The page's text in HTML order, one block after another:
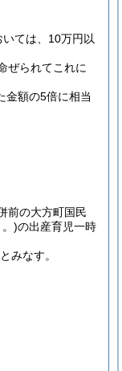
ては、10万円以
ぜられてこれに
金額の5倍に相当
前の大方町国民
)の出産育児一時
みなす。